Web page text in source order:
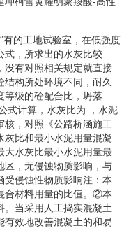
的工地试验室，在低强度
式，所求出的水灰比较
没有对照相关规定就直接
构所处环境不同，耐久
等级的砼配合比，坍落
式计算，水灰比为.，水泥
核，对照《公路桥涵施工
灰比和最小水泥用量混凝
大水灰比最小水泥用量最
区，无侵蚀物质影响，与
受侵蚀性物质影响注：本
合材料用量的比值。②本
。当采用人工捣实混凝土
有效地改善混凝土的和易